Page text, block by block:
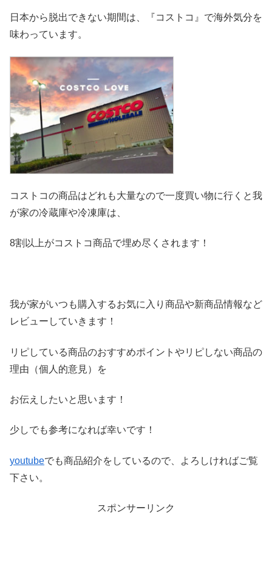
日本から脱出できない期間は、『コストコ』 で海外気分を
味わっています。
コストコの商品はどれも大量なので一度買い物に行くと我
が家の冷蔵庫や冷凍庫は、
8割以上がコストコ商品で埋め尽くされます！
我が家がいつも購入するお気に入り商品や新商品情報など
レビ ューしていきます！
リピしている商品のおすすめポイントやリピしない商品の
理由（個人的意見）を
お伝えしたいと思います！
少しでも参考になれば幸いです！
youtubeでも商品紹介をしているので、よろしければご覧
下さい。
スポンサーリンク